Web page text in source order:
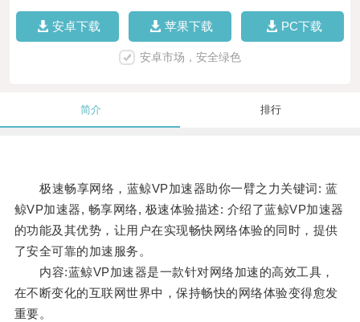
安卓下载 苹果下载 PC下载
安卓市场，安全绿色
简介 排行
极速畅享网络，蓝鲸VP加速器助你一臂之力关键词: 蓝
鲸VP加速器, 畅享网络, 极速体验描述: 介绍了蓝鲸VP加速器
的功能及其优势，让用户在实现畅快网络体验的同时，提供
了安全可靠的加速服务。
内容:蓝鲸VP加速器是一款针对网络加速的高效工具，
在不断变化的互联网世界中，保持畅快的网络体验变得愈发
重要。